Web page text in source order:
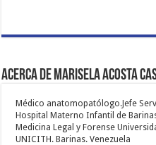
Acerca de Marisela Acosta
Médico anatomopatólogo.Jefe
Hospital Materno Infantil de
Medicina Legal y Forense
UNICITH. Barinas. Venezuela